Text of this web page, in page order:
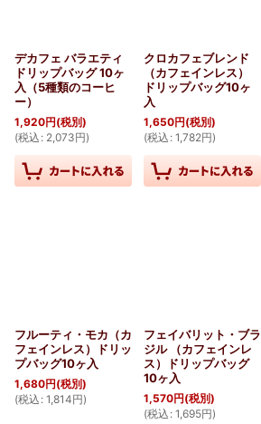
デカフェ バラエティ
ドリップバッグ 10ヶ
入（5種類のコーヒ
ー）
1,920円(税別)
(税込 : 2,073円)
クロカフェブレンド
（カフェインレス）
ドリップバッグ10ヶ
入
1,650円(税別)
(税込 : 1,782円)
フルーティ・モカ（カ
フェインレス）ドリッ
プバッグ10ヶ入
1,680円(税別)
(税込 : 1,814円)
フェイバリット・ブラ
ジル （カフェインレ
ス）ドリップバッグ
10ヶ入
1,570円(税別)
(税込 : 1,695円)